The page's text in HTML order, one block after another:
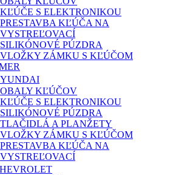
KĽÚČE S ELEKTRONIKOU
PRESTAVBA KĽÚČA NA
VYSTREĽOVACÍ
SILIKÓNOVÉ PÚZDRA
VLOŽKY ZÁMKU S KĽÚČOM
OBALY KĽÚČOV
KĽÚČE S ELEKTRONIKOU
SILIKÓNOVÉ PÚZDRA
TLAČIDLÁ A PLANŽETY
VLOŽKY ZÁMKU S KĽÚČOM
PRESTAVBA KĽÚČA NA
VYSTREĽOVACÍ